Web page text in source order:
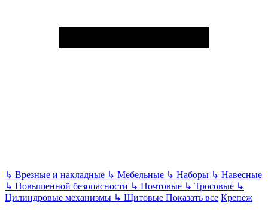
↳ Врезные и накладные ↳ Мебельные ↳ Наборы ↳ Навесные
↳ Повышенной безопасности ↳ Почтовые ↳ Тросовые ↳
Цилиндровые механизмы ↳ Щитовые Показать все Крепёж